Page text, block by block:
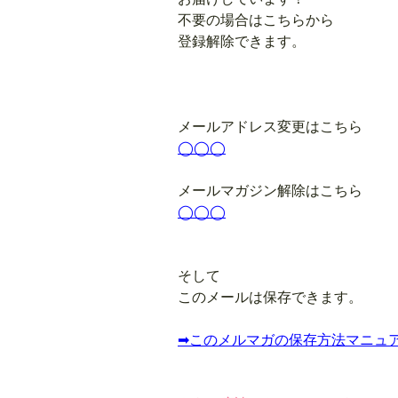
不要の場合はこちらから
登録解除できます。
メールアドレス変更はこちら
◯◯◯
メールマガジン解除はこちら
◯◯◯
そして
このメールは保存できます。
➡︎このメルマガの保存方法マニュ